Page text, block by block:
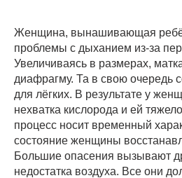
Женщина, вынашивающая
проблемы с дыханием из-за
Увеличиваясь в размерах,
диафрагму. Та в свою очередь
для лёгких. В результате у
нехватка кислорода и ей
процесс носит временный
состояние женщины
Большие опасения вызывают
недостатка воздуха. Все они